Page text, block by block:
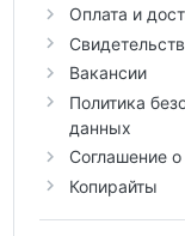
Оплата и
Вакансии
Политика
данных
Соглашение
Копирайты